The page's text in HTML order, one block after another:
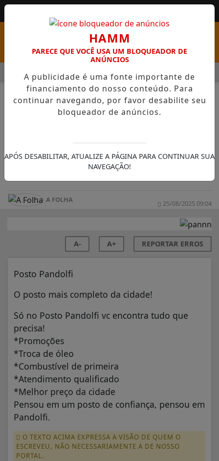
PSS COM VAGAS EM SEIS FUNÇÕES E SALÁRIOS QUE
MENU
pannn
A FOLHA 25/08/2025 09:04
A- A+ REPORTAR ERROS
Posto Pandolfi
O posto mais completo da cidade!
Só no Posto Pandolfi vc encontra tudo que
precisa!
*Promoções
*Troca de óleo
*Combustível de primeira
*Atendimento qualificado
*Melhor preço da cidade
Pensou em um posto de confiança, pensou em
Pandolfi.
O TEXTO ACIMA EXPRESSA A VISÃO DE QUEM O
ESCREVEU, NÃO NECESSARIAMENTE A DE NOSSO
PORTAL.
HAMM
PARECE QUE VOCÊ USA UM BLOQUEADOR DE
ANÚNCIOS
A publicidade é uma fonte importante de
financiamento do nosso conteúdo. Para
continuar navegando, por favor desabilite seu
bloqueador de anúncios.
APÓS DESABILITAR, ATUALIZE A PÁGINA PARA CONTINUAR SUA
NAVEGAÇÃO!